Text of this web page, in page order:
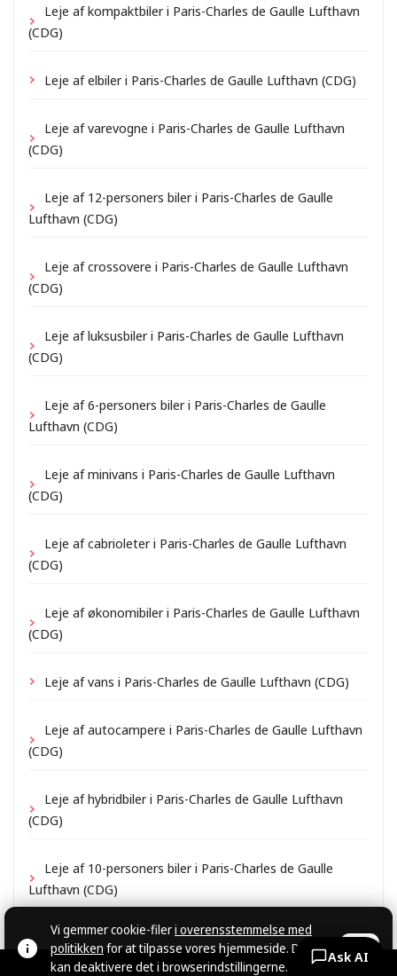
Leje af kompaktbiler i Paris-Charles de Gaulle Lufthavn
(CDG)
Leje af elbiler i Paris-Charles de Gaulle Lufthavn (CDG)
Leje af varevogne i Paris-Charles de Gaulle Lufthavn
(CDG)
Leje af 12-personers biler i Paris-Charles de Gaulle
Lufthavn (CDG)
Leje af crossovere i Paris-Charles de Gaulle Lufthavn
(CDG)
Leje af luksusbiler i Paris-Charles de Gaulle Lufthavn
(CDG)
Leje af 6-personers biler i Paris-Charles de Gaulle
Lufthavn (CDG)
Leje af minivans i Paris-Charles de Gaulle Lufthavn
(CDG)
Leje af cabrioleter i Paris-Charles de Gaulle Lufthavn
(CDG)
Leje af økonomibiler i Paris-Charles de Gaulle Lufthavn
(CDG)
Leje af vans i Paris-Charles de Gaulle Lufthavn (CDG)
Leje af autocampere i Paris-Charles de Gaulle Lufthavn
(CDG)
Leje af hybridbiler i Paris-Charles de Gaulle Lufthavn
(CDG)
Leje af 10-personers biler i Paris-Charles de Gaulle
Lufthavn (CDG)
© CARZRENT, 2026.
Vi gemmer cookie-fileri overensstemmelse med
politikken for at tilpasse vores hjemmeside. Du
kan deaktivere det i browserindstillingerne.
Ask AI